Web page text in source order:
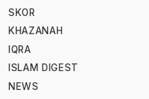
SKOR
KHAZANAH
IQRA
ISLAM DIGEST
NEWS